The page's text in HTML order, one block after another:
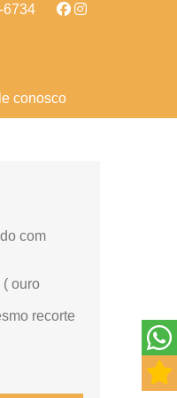
6734
conosco
com
( ouro
recorte